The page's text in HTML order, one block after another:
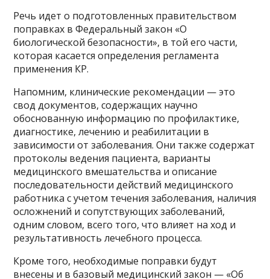
Речь идет о подготовленных правительством
поправках в Федеральный закон «О
биологической безопасности», в той его части,
которая касается определения регламента
применения КР.
Напомним, клинические рекомендации — это
свод документов, содержащих научно
обоснованную информацию по профилактике,
диагностике, лечению и реабилитации в
зависимости от заболевания. Они также содержат
протоколы ведения пациента, варианты
медицинского вмешательства и описание
последовательности действий медицинского
работника с учетом течения заболевания, наличия
осложнений и сопутствующих заболеваний,
одним словом, всего того, что влияет на ход и
результативность лечебного процесса.
Кроме того, необходимые поправки будут
внесены и в базовый медицинский закон — «Об